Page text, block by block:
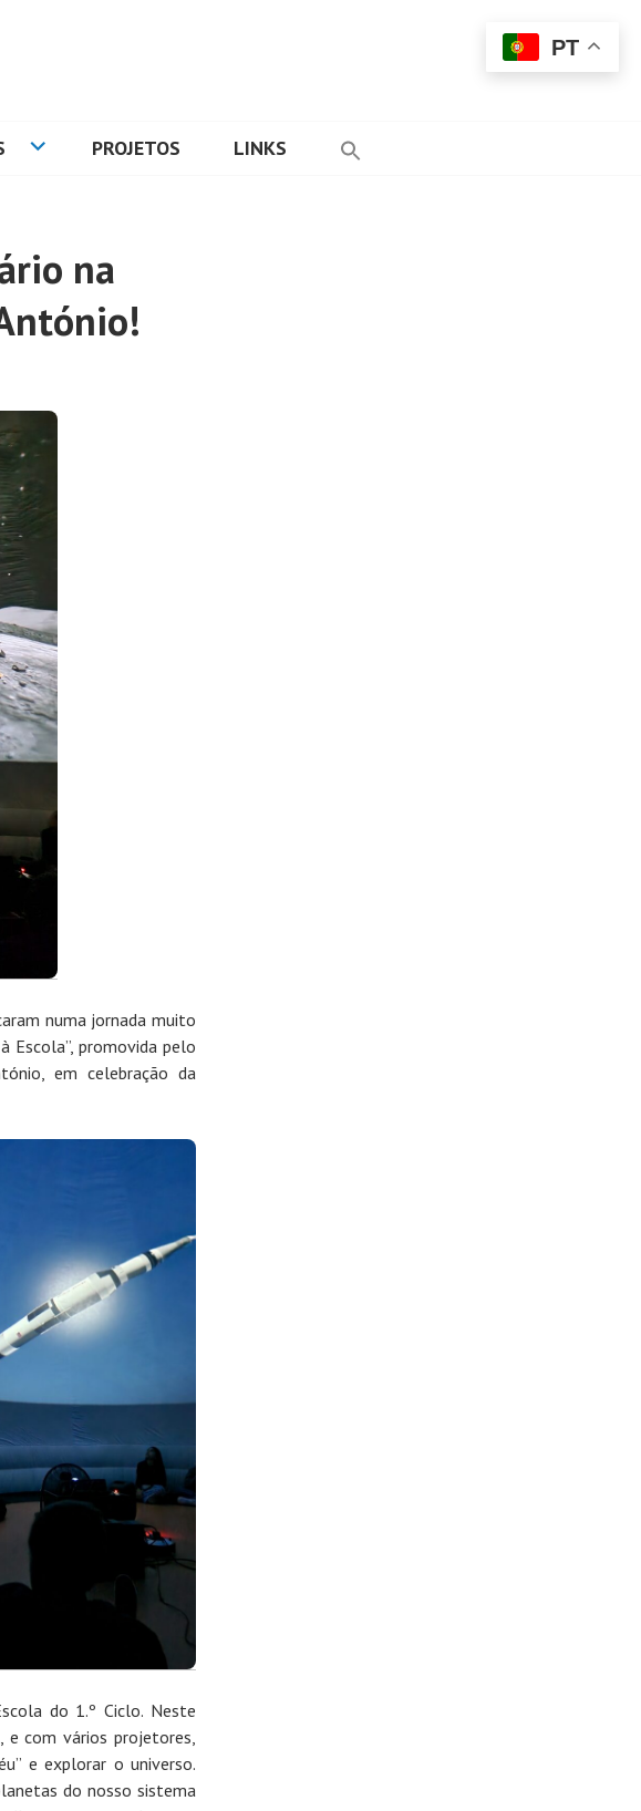
PROJETOS LINKS
na
numa jornada muito
Escola”, promovida pelo
em celebração da
do 1.º Ciclo. Neste
com vários projetores,
e explorar o universo.
do nosso sistema
PT